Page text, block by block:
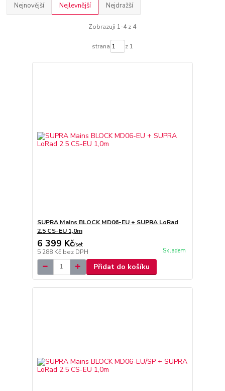
Nejnovější Nejlevnější Nejdražší
Zobrazuji 1-4 z 4
strana z 1
SUPRA Mains BLOCK MD06-EU + SUPRA LoRad
2.5 CS-EU 1,0m
6 399 Kč/set
5 288 Kč bez DPH Skladem
Přidat do košíku